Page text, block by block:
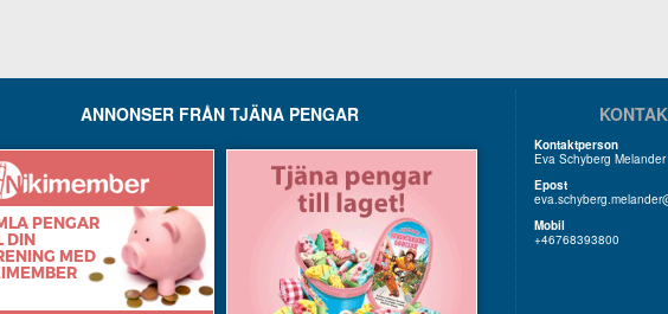
ANNONSER FRÅN TJÄNA PENGAR
Kontaktperson
Eva Schyberg Melander
Epost
Mobil
+46768393800